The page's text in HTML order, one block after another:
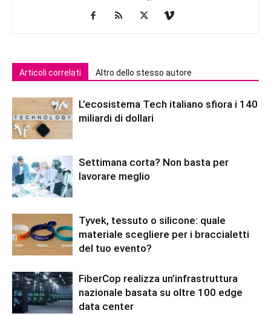
Articoli correlati Altro dello stesso autore
L’ecosistema Tech italiano sfiora i 140
miliardi di dollari
Settimana corta? Non basta per
lavorare meglio
Tyvek, tessuto o silicone: quale
materiale scegliere per i braccialetti
del tuo evento?
FiberCop realizza un’infrastruttura
nazionale basata su oltre 100 edge
data center